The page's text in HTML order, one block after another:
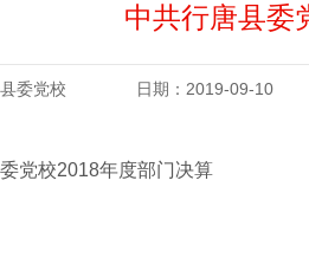
中共行唐县委
委党校 日期：2019-09-10
党校2018年度部门决算